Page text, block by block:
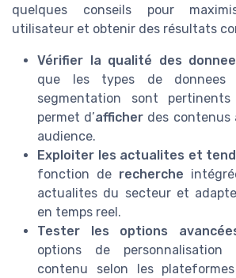
quelques conseils pour
utilisateur et obtenir des résultats
Vérifier la qualité des
que les types de donnees
segmentation sont
permet d’afficher des contenus
audience.
Exploiter les actualites et
fonction de recherche
actualites du secteur et
en temps reel.
Tester les options
options de
contenu selon les